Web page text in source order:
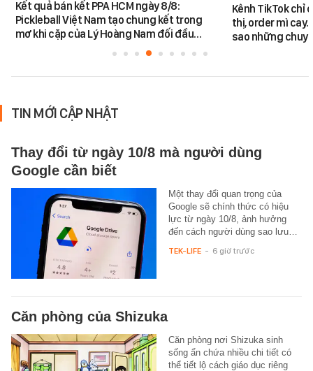
Kết quả bán kết PPA HCM ngày 8/8:
Pickleball Việt Nam tạo chung kết trong
mơ khi cặp của Lý Hoàng Nam đối đầu…
Kênh TikTok chỉ
thị, order mì
sao những
TIN MỚI CẬP NHẬT
Thay đổi từ ngày 10/8 mà người dùng
Google cần biết
Một thay đổi quan trọng của
Google sẽ chính thức có hiệu
lực từ ngày 10/8, ảnh hưởng
đến cách người dùng sao lưu…
TEK-LIFE - 6 giờ trước
Căn phòng của Shizuka
Căn phòng nơi Shizuka sinh
sống ẩn chứa nhiều chi tiết có
thể tiết lộ cách giáo dục riêng